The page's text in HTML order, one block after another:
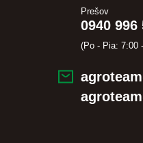
Prešov
0940 996
(Po - Pia: 7:00